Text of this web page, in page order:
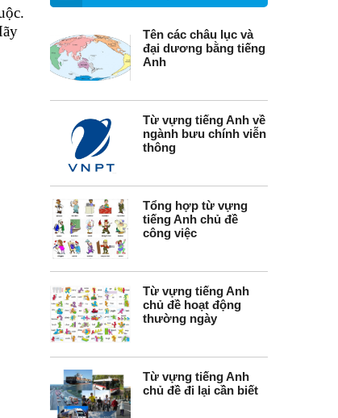
Tên các châu lục và
đại dương bằng tiếng
Anh
Từ vựng tiếng Anh về
ngành bưu chính viễn
thông
Tổng hợp từ vựng
tiếng Anh chủ đề
công việc
Từ vựng tiếng Anh
chủ đề hoạt động
thường ngày
Từ vựng tiếng Anh
chủ đề đi lại cần biết